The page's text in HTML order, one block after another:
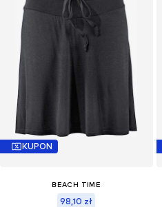
KUPON
BEACH TIME
98,10 zł